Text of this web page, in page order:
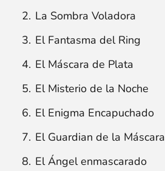
La Sombra Voladora
El Fantasma del Ring
El Máscara de Plata
El Misterio de la Noche
El Enigma Encapuchado
El Guardian de la Máscara
El Ángel enmascarado